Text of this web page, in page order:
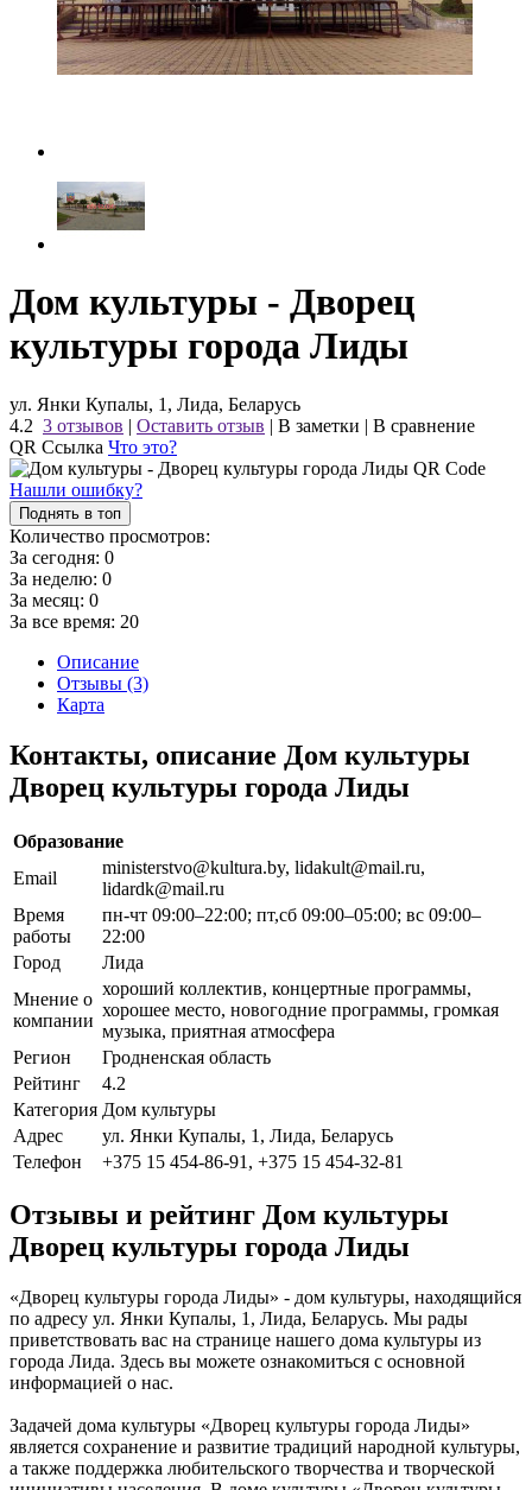
Дом культуры - Дворец
культуры города Лиды
ул. Янки Купалы, 1, Лида, Беларусь
4.2 3 отзывов | Оставить отзыв | В заметки | В сравнение
QR Ссылка Что это?
Нашли ошибку?
Поднять в топ
Количество просмотров:
За сегодня: 0
За неделю: 0
За месяц: 0
За все время: 20
Описание
Отзывы (3)
Карта
Контакты, описание Дом культуры
Дворец культуры города Лиды
Образование
Email
ministerstvo@kultura.by, lidakult@mail.ru,
lidardk@mail.ru
Время
работы
пн-чт 09:00–22:00; пт,сб 09:00–05:00; вс 09:00–
22:00
Город
Лида
Мнение о
компании
хороший коллектив, концертные программы,
хорошее место, новогодние программы, громкая
музыка, приятная атмосфера
Регион
Гродненская область
Рейтинг
4.2
Категория Дом культуры
Адрес
ул. Янки Купалы, 1, Лида, Беларусь
Телефон
+375 15 454-86-91, +375 15 454-32-81
Отзывы и рейтинг Дом культуры
Дворец культуры города Лиды
«Дворец культуры города Лиды» - дом культуры, находящийся
по адресу ул. Янки Купалы, 1, Лида, Беларусь. Мы рады
приветствовать вас на странице нашего дома культуры из
города Лида. Здесь вы можете ознакомиться с основной
информацией о нас.
Задачей дома культуры «Дворец культуры города Лиды»
является сохранение и развитие традиций народной культуры,
а также поддержка любительского творчества и творческой